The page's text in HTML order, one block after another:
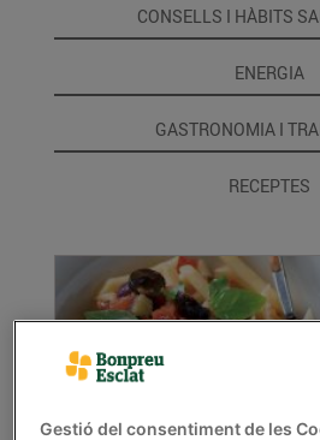
CONSELLS I HÀBITS
ENERGIA
GASTRONOMIA I
RECEPTES
Gestió del consentiment de les